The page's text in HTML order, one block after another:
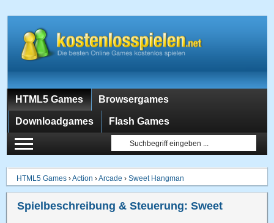
HTML5 Games Browsergames
Downloadgames Flash Games
HTML5 Games ›Action ›Arcade ›Sweet Hangman
Spielbeschreibung & Steuerung:Sweet